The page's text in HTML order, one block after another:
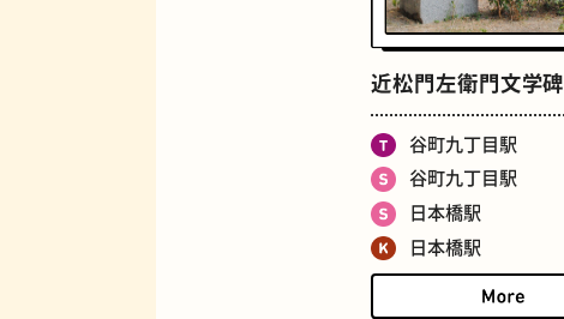
ジューススタンド
近松門左衛門文学碑
谷町九丁目駅
谷町九丁目駅
日本橋駅
日本橋駅